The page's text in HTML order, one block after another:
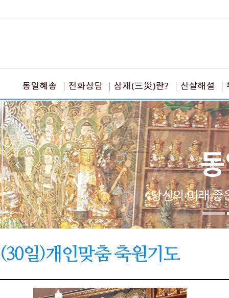
동일혜송 전화상담 삼재(三災)란? 신살해설
당신의 미래 좋
(30일)개인맞춤 축원기도